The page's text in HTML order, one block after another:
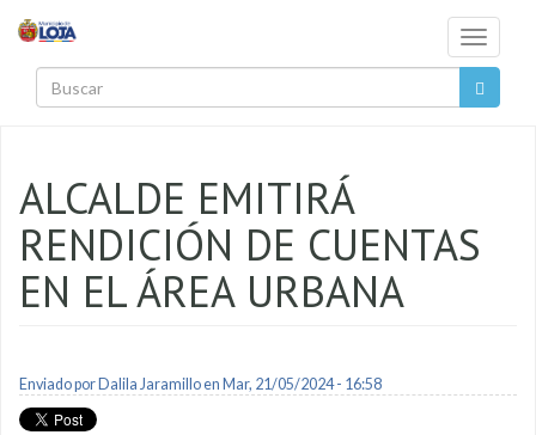
Toggle
ALCALDE EMITIRÁ
RENDICIÓN DE CUENTAS
EN EL ÁREA URBANA
Enviado por Dalila Jaramilloen Mar, 21/05/2024 - 16:58